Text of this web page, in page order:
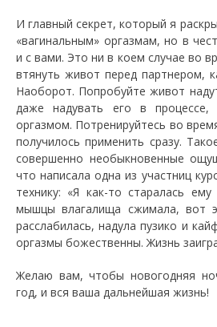
И главный секрет, который я
«вагинальным» оргазмам, но в
и с вами. Это ни в коем случае во
втянуть живот перед партнером,
Наоборот. Попробуйте живот
даже надувать его в
оргазмом. Потренируйтесь во
получилось применить сразу.
совершенно необыкновенные
что написала одна из участниц
технику: «Я как-то старалась
мышцы влагалища сжимала, вот
расслабилась, надула пузико и
оргазмы божественны. Жизнь
Желаю вам, чтобы новогодняя
год, и вся ваша дальнейшая жизнь!